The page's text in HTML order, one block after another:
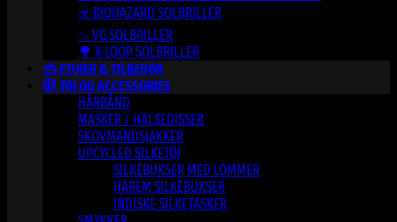
☣️ BIOHAZARD SOLBRILLER
✨ VG SOLBRILLER
🌳 X-LOOP SOLBRILLER
👜 ETUIER & TILBEHØR
🧥 TØJ OG ACCESSORIES
HÅRBÅND
MASKER / HALSEDISSER
SKOVMANDSJAKKER
UPCYCLED SILKETØJ
SILKEBUKSER MED LOMMER
HAREM SILKEBUKSER
INDISKE SILKETASKER